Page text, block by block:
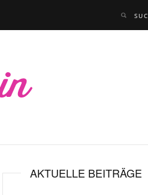
AKTUELLE BEITRÄGE